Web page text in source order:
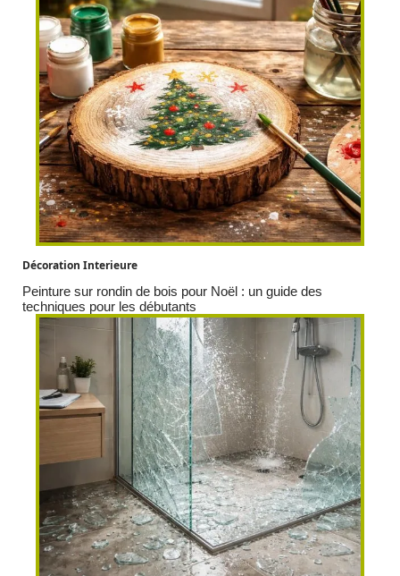
Décoration Interieure
Peinture sur rondin de bois pour Noël : un guide des
techniques pour les débutants